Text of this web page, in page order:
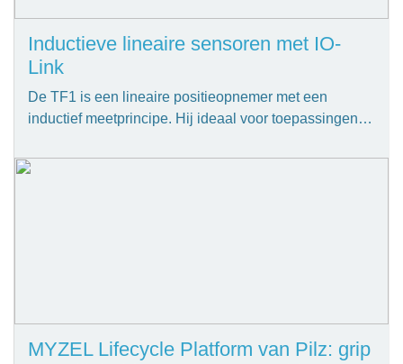
Inductieve lineaire sensoren met IO-
Link
De TF1 is een lineaire positieopnemer met een
inductief meetprincipe. Hij ideaal voor toepassingen…
MYZEL Lifecycle Platform van Pilz: grip